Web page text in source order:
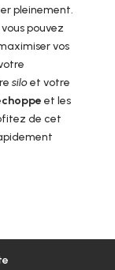
pleinement.
vous pouvez
vos
siloet votre
et les
de cet